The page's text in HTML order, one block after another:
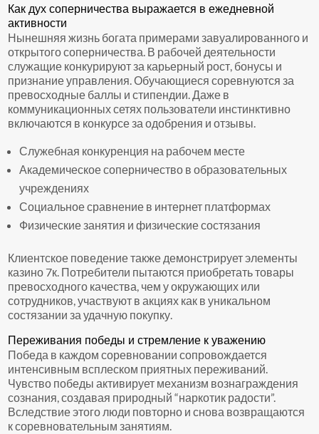
Как дух соперничества выражается в ежедневной
активности
Нынешняя жизнь богата примерами завуалированного и
открытого соперничества. В рабочей деятельности
служащие конкурируют за карьерный рост, бонусы и
признание управления. Обучающиеся соревнуются за
превосходные баллы и стипендии. Даже в
коммуникационных сетях пользователи инстинктивно
включаются в конкурсе за одобрения и отзывы.
Служебная конкуренция на рабочем месте
Академическое соперничество в образовательных
учреждениях
Социальное сравнение в интернет платформах
Физические занятия и физические состязания
Клиентское поведение также демонстрирует элементы
казино 7к. Потребители пытаются приобретать товары
превосходного качества, чем у окружающих или
сотрудников, участвуют в акциях как в уникальном
состязании за удачную покупку.
Переживания победы и стремление к уважению
Победа в каждом соревновании сопровождается
интенсивным всплеском приятных переживаний.
Чувство победы активирует механизм вознаграждения
сознания, создавая природный “наркотик радости”.
Вследствие этого люди повторно и снова возвращаются
к соревновательным занятиям.